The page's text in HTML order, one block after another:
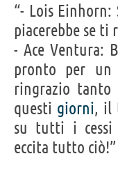
“- Lois
piacerebbe se ti
- Ace Ventura:
pronto per un
ringrazio tanto
questi giorni, il
su tutti i cessi
eccita tutto ciò!”